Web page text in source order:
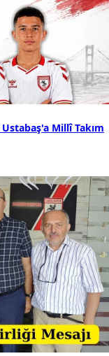
Millî Takım